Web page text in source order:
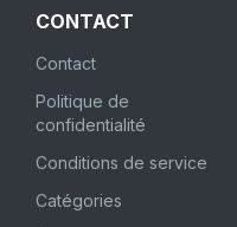
CONTACT
Contact
Politique de
confidentialité
Conditions de service
Catégories